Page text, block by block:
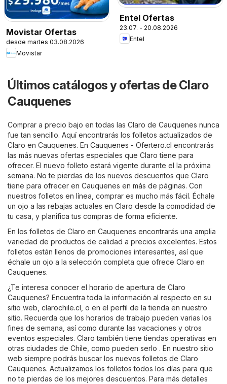
Movistar Ofertas
desde martes 03.08.2026
Movistar
Entel Ofertas
23.07. - 20.08.2026
Entel
Últimos catálogos y ofertas de Claro
Cauquenes
Comprar a precio bajo en todas las Claro de Cauquenes nunca
fue tan sencillo. Aquí encontrarás los folletos actualizados de
Claro en Cauquenes. En Cauquenes - Ofertero.cl encontrarás
las más nuevas ofertas especiales que Claro tiene para
ofrecer. El nuevo folleto estará vigente durante el la próxima
semana. No te pierdas de los nuevos descuentos que Claro
tiene para ofrecer en Cauquenes en más de páginas. Con
nuestros folletos en línea, comprar es mucho más fácil. Échale
un ojo a las rebajas actuales en Claro desde la comodidad de
tu casa, y planifica tus compras de forma eficiente.
En los folletos de Claro en Cauquenes encontrarás una amplia
variedad de productos de calidad a precios excelentes. Estos
folletos están llenos de promociones interesantes, así que
échale un ojo a la selección completa que ofrece Claro en
Cauquenes.
¿Te interesa conocer el horario de apertura de Claro
Cauquenes? Encuentra toda la información al respecto en su
sitio web, clarochile.cl , o en el perfil de la tienda en nuestro
sitio. Recuerda que los horarios de trabajo pueden varias los
fines de semana, así como durante las vacaciones y otros
eventos especiales. Claro también tiene tiendas operativas en
otras ciudades de Chile, como pueden serlo . En nuestro sitio
web siempre podrás buscar los nuevos folletos de Claro
Cauquenes. Actualizamos los folletos todos los días para que
no te pierdas de los mejores descuentos. Para más detalles